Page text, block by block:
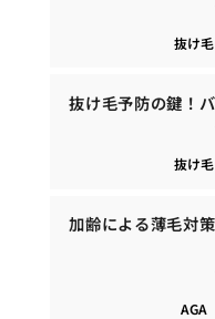
抜け毛
抜け毛予防の鍵！
抜け毛
加齢による薄毛対
AGA